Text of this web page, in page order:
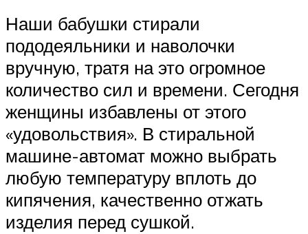
Наши бабушки стирали
пододеяльники и наволочки
вручную, тратя на это огромное
количество сил и времени. Сегодня
женщины избавлены от этого
«удовольствия». В стиральной
машине-автомат можно выбрать
любую температуру вплоть до
кипячения, качественно отжать
изделия перед сушкой.